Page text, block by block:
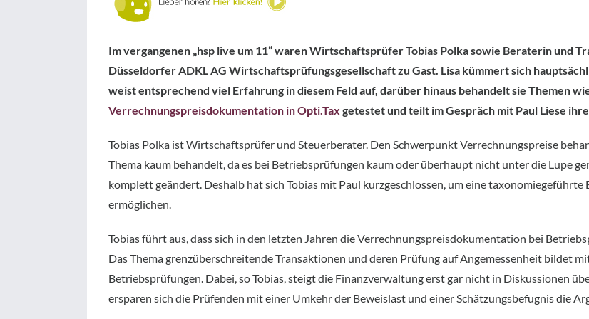
Im vergangenen „hsp live um 11“ waren Wirtschaftsprüfer Tobias Polka sowie Beraterin und
Düsseldorfer ADKL AG Wirtschaftsprüfungsgesellschaft zu Gast. Lisa kümmert sich
weist entsprechend viel Erfahrung in diesem Feld auf, darüber hinaus behandelt sie Themen
Verrechnungspreisdokumentation in Opti.Tax getestet und teilt im Gespräch mit Paul Liese
Tobias Polka ist Wirtschaftsprüfer und Steuerberater. Den Schwerpunkt Verrechnungspreise
Thema kaum behandelt, da es bei Betriebsprüfungen kaum oder überhaupt nicht unter die Lupe
komplett geändert. Deshalb hat sich Tobias mit Paul kurzgeschlossen, um eine
ermöglichen.
Tobias führt aus, dass sich in den letzten Jahren die Verrechnungspreisdokumentation bei
Das Thema grenzüberschreitende Transaktionen und deren Prüfung auf Angemessenheit bildet
Betriebsprüfungen. Dabei, so Tobias, steigt die Finanzverwaltung erst gar nicht in Diskussionen
ersparen sich die Prüfenden mit einer Umkehr der Beweislast und einer Schätzungsbefugnis die